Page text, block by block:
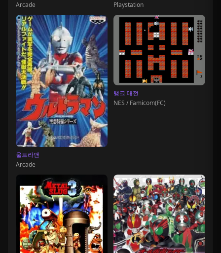
Arcade
Playstation
울트라맨
Arcade
탱크 대전
NES / Famicom(FC)